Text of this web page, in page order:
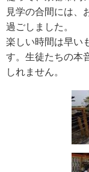
見学の合間には、
過ごしました。
楽しい時間は早い
す。生徒たちの本
しれません。